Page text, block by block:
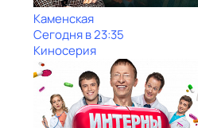
Каменская
Сегодня в 23:35
Киносерия